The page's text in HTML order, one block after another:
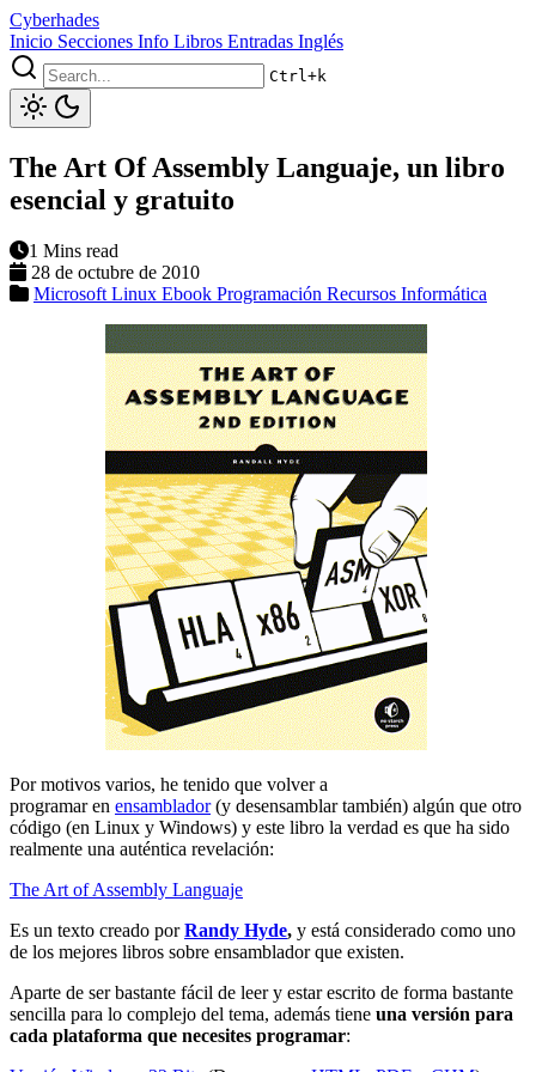
Cyberhades
Inicio Secciones Info Libros Entradas Inglés
Ctrl+k
The Art Of Assembly Languaje, un libro
esencial y gratuito
1 Mins read
28 de octubre de 2010
Microsoft Linux Ebook Programación Recursos Informática
Por motivos varios, he tenido que volver a
programar en ensamblador(y desensamblar también) algún que otro
código (en Linux y Windows) y este libro la verdad es que ha sido
realmente una auténtica revelación:
The Art of Assembly Languaje
Es un texto creado porRandy Hyde, y está considerado como uno
de los mejores libros sobre ensamblador que existen.
Aparte de ser bastante fácil de leer y estar escrito de forma bastante
sencilla para lo complejo del tema, además tiene una versión para
cada plataforma que necesites programar: